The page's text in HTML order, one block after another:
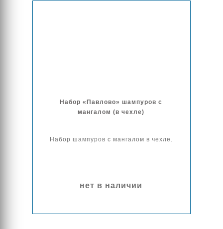
Набор «Павлово» шампуров с
мангалом (в чехле)
Набор шампуров с мангалом в чехле.
нет в наличии